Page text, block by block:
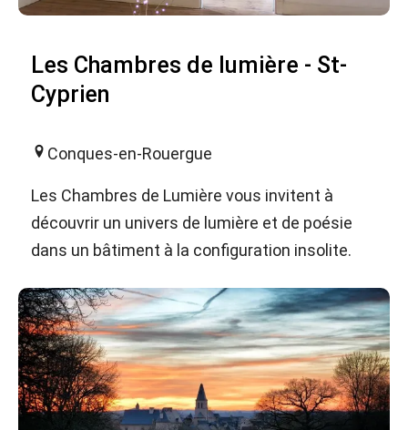
Les Chambres de lumière - St-
Cyprien
Conques-en-Rouergue
Les Chambres de Lumière vous invitent à
découvrir un univers de lumière et de poésie
dans un bâtiment à la configuration insolite.